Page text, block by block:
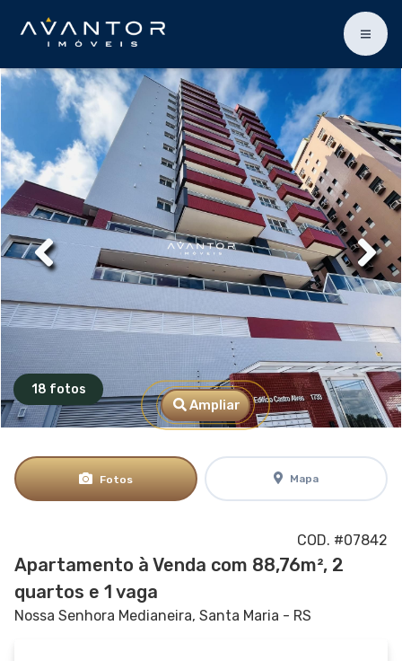
18 fotos
Ampliar
Fotos Mapa
COD. #07842
Apartamento à Venda com 88,76m², 2
quartos e 1 vaga
Nossa Senhora Medianeira, Santa Maria - RS